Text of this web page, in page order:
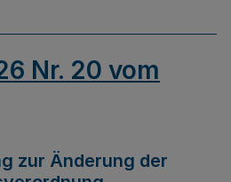
Nr. 20 vom
zur Änderung der